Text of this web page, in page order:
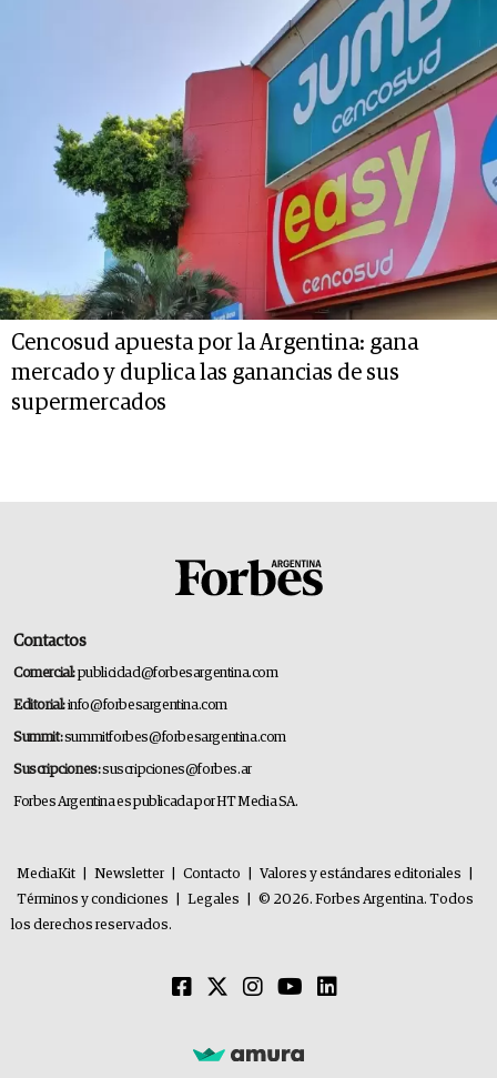
Cencosud apuesta por la Argentina: gana
mercado y duplica las ganancias de sus
supermercados
Contactos
Comercial:publicidad@forbesargentina.com
Editorial:info@forbesargentina.com
Summit:summitforbes@forbesargentina.com
Suscripciones:suscripciones@forbes.ar
Forbes Argentina es publicada por HT Media SA.
MediaKit Newsletter Contacto Valores y estándares editoriales
Términos y condiciones
Legales
© 2026. Forbes Argentina. Todos
los derechos reservados.